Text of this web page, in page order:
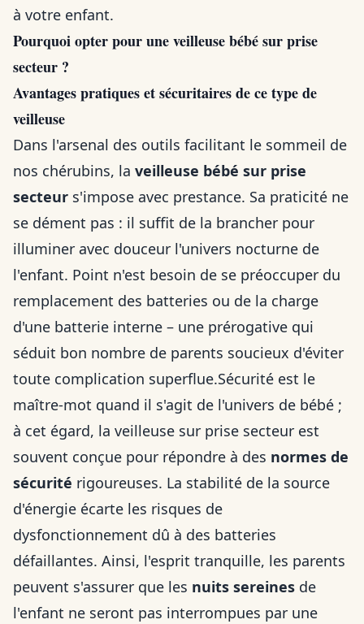
à votre enfant.
Pourquoi opter pour une veilleuse bébé sur prise
secteur ?
Avantages pratiques et sécuritaires de ce type de
veilleuse
Dans l'arsenal des outils facilitant le sommeil de
nos chérubins, la veilleuse bébé sur prise
secteur s'impose avec prestance. Sa praticité ne
se dément pas : il suffit de la brancher pour
illuminer avec douceur l'univers nocturne de
l'enfant. Point n'est besoin de se préoccuper du
remplacement des batteries ou de la charge
d'une batterie interne – une prérogative qui
séduit bon nombre de parents soucieux d'éviter
toute complication superflue.Sécurité est le
maître-mot quand il s'agit de l'univers de bébé ;
à cet égard, la veilleuse sur prise secteur est
souvent conçue pour répondre à des normes de
sécurité rigoureuses. La stabilité de la source
d'énergie écarte les risques de
dysfonctionnement dû à des batteries
défaillantes. Ainsi, l'esprit tranquille, les parents
peuvent s'assurer que les nuits sereines de
l'enfant ne seront pas interrompues par une